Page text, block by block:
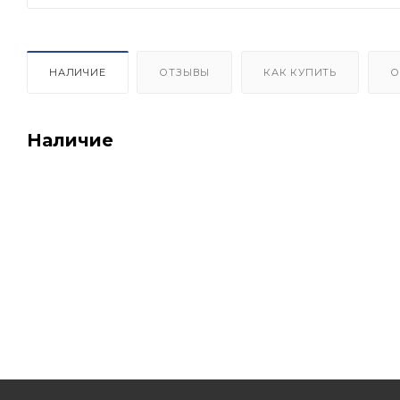
НАЛИЧИЕ ОТЗЫВЫ КАК КУПИТЬ
Наличие